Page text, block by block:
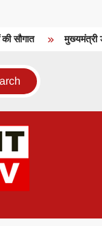
सौगात मुख्यमंत्री